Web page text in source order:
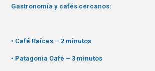
Gastronomía y cafés cercanos:
• Café Raíces – 2 minutos
• Patagonia Café – 3 minutos